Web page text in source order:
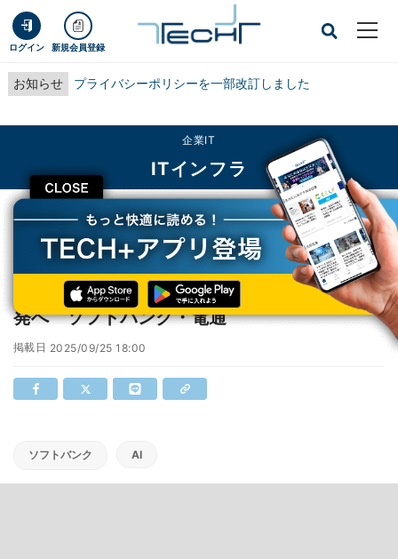
ログイン 新規会員登録
お知らせ プライバシーポリシーを一部改訂しました
CLOSE
企業IT
ITインフラ
TECH+ 企業IT
ITインフラ
“心を動かす日本語の広告コピー”をつくるAI開発へ ソフトバンク・電通
“心を動かす日本語の広告コピー”をつくるAI開
発へ ソフトバンク・電通
掲載日 2025/09/25 18:00
ソフトバンク AI